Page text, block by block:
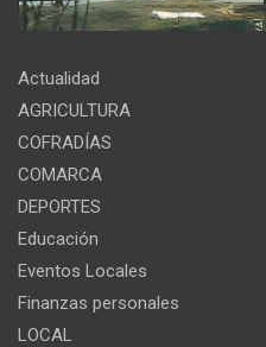
Actualidad
AGRICULTURA
COFRADÍAS
COMARCA
DEPORTES
Educación
Eventos Locales
Finanzas personales
LOCAL